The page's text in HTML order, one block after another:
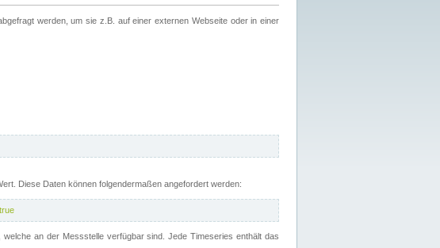
werden, um sie z.B. auf einer externen Webseite oder in einer
Diese Daten können folgendermaßen angefordert werden:
welche an der Messstelle verfügbar sind. Jede Timeseries enthält das